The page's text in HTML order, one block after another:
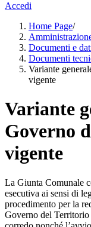
Accedi
Home Page/
Documenti e
Documenti
Variante
vigente
Variante
Governo
vigente
La Giunta Comunale
esecutiva ai sensi di
procedimento per la
Governo del